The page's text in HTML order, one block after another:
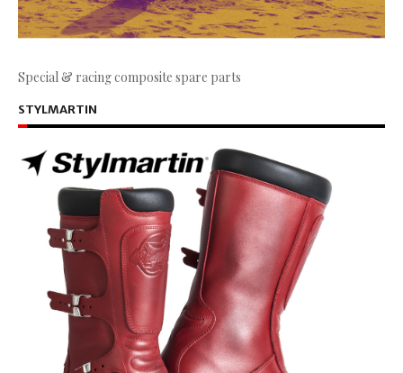
Special & racing composite spare parts
STYLMARTIN